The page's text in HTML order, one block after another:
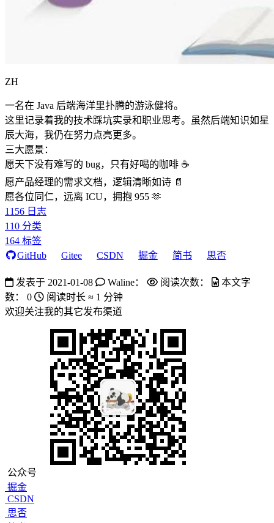
ZH
一名在 Java 后端海洋里扑腾的游泳健将。
这里记录着我的技术踩坑实录和职业思考。虽然后端知识如星
辰大海，我仍在努力点亮更多。
三大愿景：
愿天下没有难写的 bug，只有好喝的咖啡 ☕️
愿产品经理的需求文档，逻辑清晰如诗 📄
愿各位同仁，远离 ICU，拥抱 955 🫶
1156 日志
110 分类
164 标签
GitHub
Gitee CSDN 掘金 简书 思否
发表于 2021-01-08 Waline： 阅读次数：
本文字
数：
0 阅读时长 ≈ 1 分钟
欢迎关注我的其它发布渠道
公众号
掘金
CSDN
思否